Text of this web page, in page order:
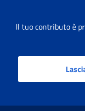
Il tuo contributo è